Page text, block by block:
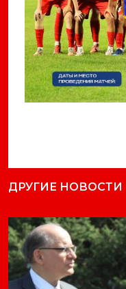
ДРУГИЕ НОВОСТИ